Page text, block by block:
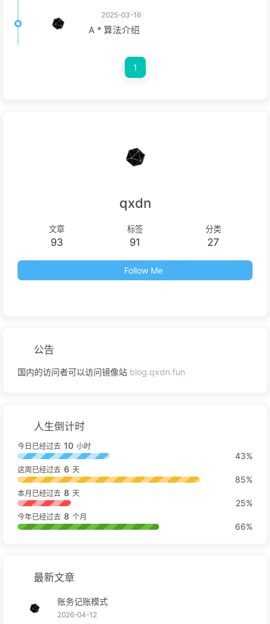
2025-03-16
A * 算法介绍
1
qxdn
文章
93
标签
91
分类
27
Follow Me
公告
国内的访问者可以访问镜像站 blog.qxdn.fun
人生倒计时
今日已经过去 10 小时
43%
这周已经过去 6 天
85%
本月已经过去 8 天
25%
今年已经过去 8 个月
66%
最新文章
账务记账模式
2026-04-12